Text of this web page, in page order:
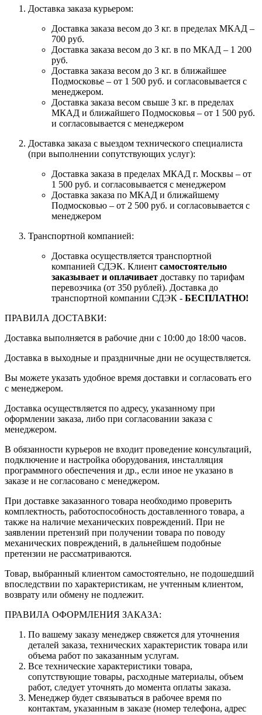
Доставка заказа курьером:
Доставка заказа весом до 3 кг. в пределах МКАД –
700 руб.
Доставка заказа весом до 3 кг. в по МКАД – 1 200
руб.
Доставка заказа весом до 3 кг. в ближайшее
Подмосковье – от 1 500 руб. и согласовывается с
менеджером.
Доставка заказа весом свыше 3 кг. в пределах
МКАД и ближайшего Подмосковья – от 1 500 руб.
и согласовывается с менеджером
Доставка заказа с выездом технического специалиста
(при выполнении сопутствующих услуг):
Доставка заказа в пределах МКАД г. Москвы – от
1 500 руб. и согласовывается с менеджером
Доставка заказа по МКАД и ближайшему
Подмосковью – от 2 500 руб. и согласовывается с
менеджером
Транспортной компанией:
Доставка осуществляется транспортной
компанией СДЭК. Клиент самостоятельно
заказывает и оплачивает доставку по тарифам
перевозчика (от 350 рублей). Доставка до
транспортной компании СДЭК - БЕСПЛАТНО!
ПРАВИЛА ДОСТАВКИ:
Доставка выполняется в рабочие дни с 10:00 до 18:00 часов.
Доставка в выходные и праздничные дни не осуществляется.
Вы можете указать удобное время доставки и согласовать его
с менеджером.
Доставка осуществляется по адресу, указанному при
оформлении заказа, либо при согласовании заказа с
менеджером.
В обязанности курьеров не входит проведение консультаций,
подключение и настройка оборудования, инсталляция
программного обеспечения и др., если иное не указано в
заказе и не согласовано с менеджером.
При доставке заказанного товара необходимо проверить
комплектность, работоспособность доставленного товара, а
также на наличие механических повреждений. При не
заявлении претензий при получении товара по поводу
механических повреждений, в дальнейшем подобные
претензии не рассматриваются.
Товар, выбранный клиентом самостоятельно, не подошедший
впоследствии по характеристикам, не учтенным клиентом,
возврату или обмену не подлежит.
ПРАВИЛА ОФОРМЛЕНИЯ ЗАКАЗА:
По вашему заказу менеджер свяжется для уточнения
деталей заказа, технических характеристик товара или
объема работ по заказанным услугам.
Все технические характеристики товара,
сопутствующие товары, расходные материалы, объем
работ, следует уточнять до момента оплаты заказа.
Менеджер будет связываться в рабочее время по
контактам, указанным в заказе (номер телефона, адрес